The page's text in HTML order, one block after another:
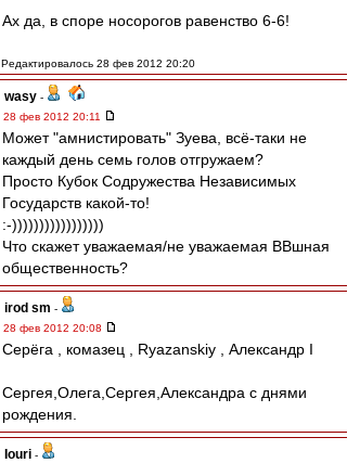
Ах да, в споре носорогов равенство 6-6!
Редактировалось 28 фев 2012 20:20
wasy -
28 фев 2012 20:11
Может "амнистировать" Зуева, всё-таки не
каждый день семь голов отгружаем?
Просто Кубок Содружества Независимых
Государств какой-то!
:-)))))))))))))))))
Что скажет уважаемая/не уважаемая ВВшная
общественность?
irod sm -
28 фев 2012 20:08
Серёга , комазец , Ryazanskiy , Александр I
Сергея,Олега,Сергея,Александра с днями
рождения.
Iouri -